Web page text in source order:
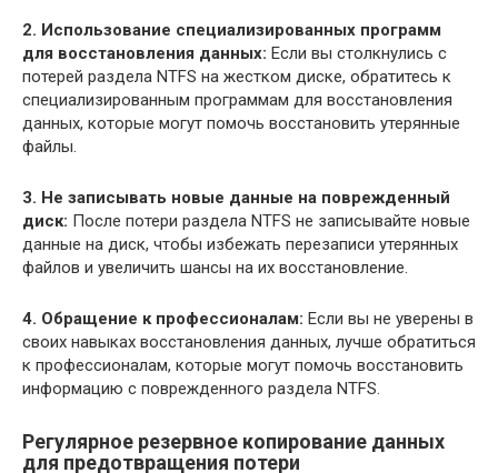
2. Использование специализированных программ
для восстановления данных: Если вы столкнулись с
потерей раздела NTFS на жестком диске, обратитесь к
специализированным программам для восстановления
данных, которые могут помочь восстановить утерянные
файлы.
3. Не записывать новые данные на поврежденный
диск: После потери раздела NTFS не записывайте новые
данные на диск, чтобы избежать перезаписи утерянных
файлов и увеличить шансы на их восстановление.
4. Обращение к профессионалам: Если вы не уверены в
своих навыках восстановления данных, лучше обратиться
к профессионалам, которые могут помочь восстановить
информацию с поврежденного раздела NTFS.
Регулярное резервное копирование данных
для предотвращения потери